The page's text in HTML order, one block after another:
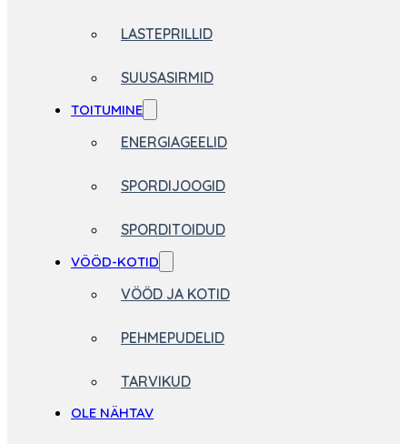
LASTEPRILLID
SUUSASIRMID
TOITUMINE
ENERGIAGEELID
SPORDIJOOGID
SPORDITOIDUD
VÖÖD-KOTID
VÖÖD JA KOTID
PEHMEPUDELID
TARVIKUD
OLE NÄHTAV